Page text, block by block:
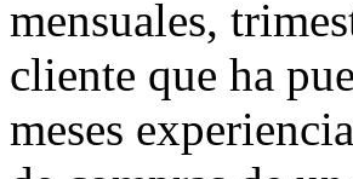
mensuales,
cliente que ha
meses